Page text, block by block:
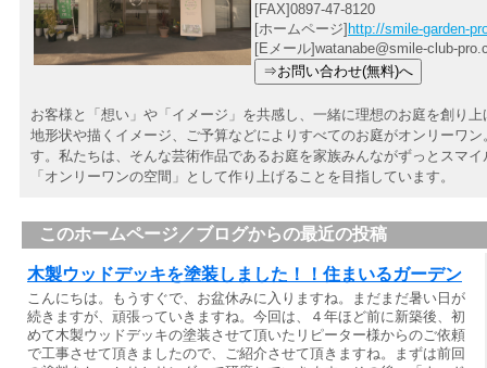
[FAX]0897-47-8120
[ホームページ] http://smile-garden-
[Eメール]watanabe@smile-club-
お客様と「想い」や「イメージ」を共感し、一緒に理想のお庭を創り
地形状や描くイメージ、ご予算などによりすべてのお庭がオンリーワ
す。私たちは、そんな芸術作品であるお庭を家族みんながずっとスマ
「オンリーワンの空間」として作り上げることを目指しています。
このホームページ／ブログからの最近の投稿
木製ウッドデッキを塗装しました！！住まいるガーデン
こんにちは。もうすぐで、お盆休みに入りますね。まだまだ暑い日が
続きますが、頑張っていきますね。今回は、４年ほど前に新築後、初
めて木製ウッドデッキの塗装させて頂いたリピーター様からのご依頼
で工事させて頂きましたので、ご紹介させて頂きますね。まずは前回